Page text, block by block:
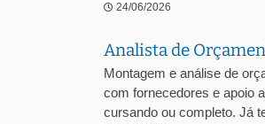
24/06/2026
Analista de
Montagem e análise de
com fornecedores e apoio
cursando ou completo. Já